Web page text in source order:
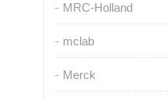
MRC-Holland
mclab
Merck